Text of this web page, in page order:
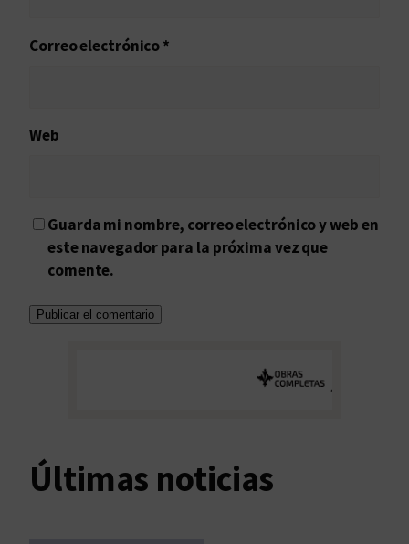
Correo electrónico*
Web
Guarda mi nombre, correo electrónico y web en
este navegador para la próxima vez que
comente.
Últimas noticias